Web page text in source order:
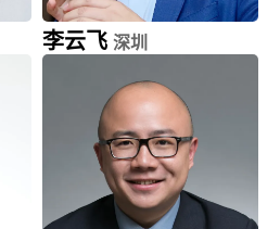
李云飞 深圳
汽车品牌及公关事业部总经